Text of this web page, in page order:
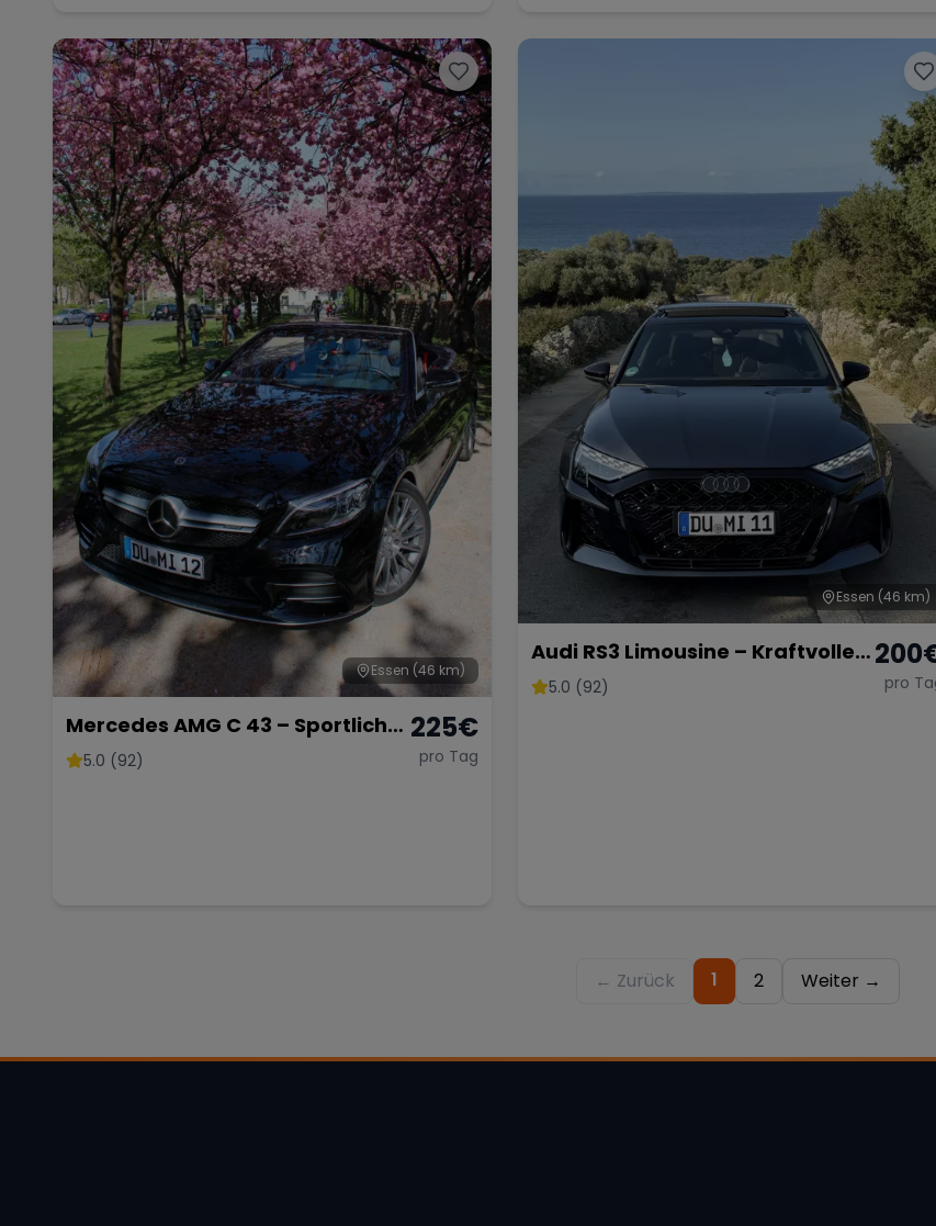
Essen (46 km)
Mercedes AMG C 43 – Sportliche
Eleganz mit 390 PS
5.0 (92)
225€
pro Tag
Essen (46 km)
Audi RS3 Limousine – Kraftvolle
Sportlimousine
5.0 (92)
200
pro
← Zurück 1 2 Weiter →